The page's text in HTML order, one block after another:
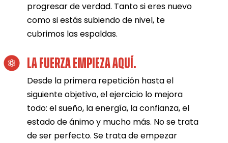
progresar de verdad. Tanto si eres nuevo
como si estás subiendo de nivel, te
cubrimos las espaldas.
LA FUERZA EMPIEZA AQUÍ.
Desde la primera repetición hasta el
siguiente objetivo, el ejercicio lo mejora
todo: el sueño, la energía, la confianza, el
estado de ánimo y mucho más. No se trata
de ser perfecto. Se trata de empezar